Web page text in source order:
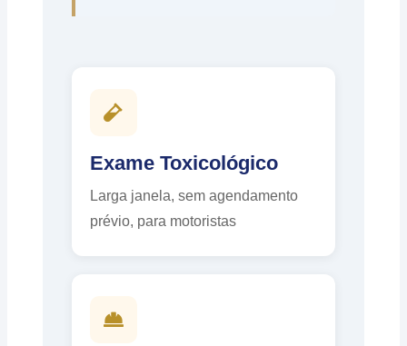
Exame Toxicológico
Larga janela, sem agendamento
prévio, para motoristas